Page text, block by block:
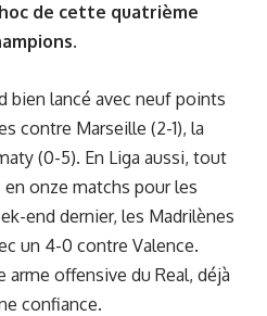
de cette quatrième
bien lancé avec neuf points
contre Marseille (2-1), la
(0-5). En Liga aussi, tout
onze matchs pour les
end dernier, les Madrilènes
un 4-0 contre Valence.
arme offensive du Real, déjà
confiance.